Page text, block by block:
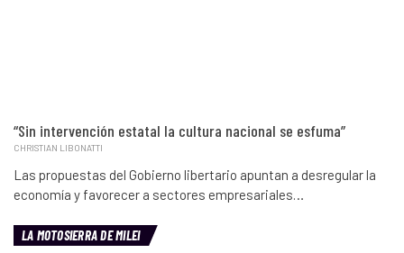
“Sin intervención estatal la cultura nacional se esfuma”
CHRISTIAN LIBONATTI
Las propuestas del Gobierno libertario apuntan a desregular la
economía y favorecer a sectores empresariales…
LA MOTOSIERRA DE MILEI